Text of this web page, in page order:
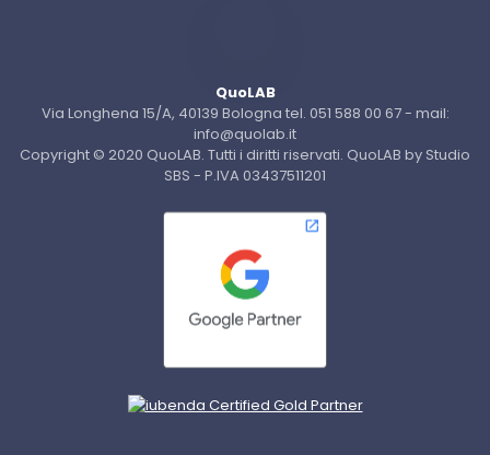
QuoLAB
Via Longhena 15/A, 40139 Bologna tel. 051 588 00 67 - mail:
info@quolab.it
Copyright © 2020 QuoLAB. Tutti i diritti riservati. QuoLAB by Studio
SBS - P.IVA 03437511201